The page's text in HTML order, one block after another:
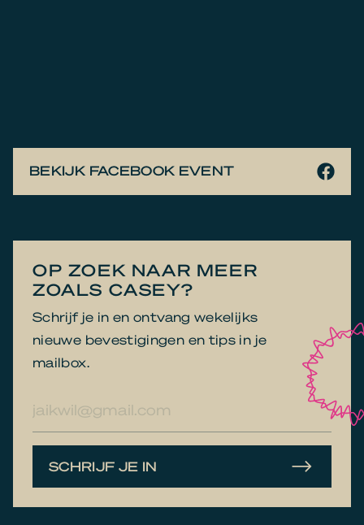
BEKIJK FACEBOOK EVENT
OP ZOEK NAAR MEER
ZOALS CASEY?
Schrijf je in en ontvang wekelijks
nieuwe bevestigingen en tips in je
mailbox.
mailadres
SCHRIJF JE IN